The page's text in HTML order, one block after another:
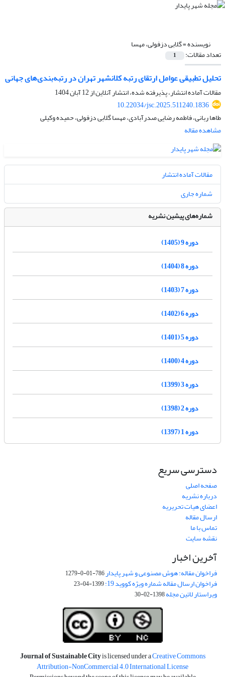
نویسنده =گلابی دزفولی، مهسا
تعداد مقالات: 1
تحلیل تطبیقی عوامل ارتقای رتبه کلانشهر تهران در رتبه‌بندی‌های جهانی
مقالات آماده انتشار، پذیرفته شده، انتشار آنلاین از12 آبان 1404
10.22034/jsc.2025.511240.1836
طاها ربانی، فاطمه رضایی صدرآبادی، مهسا گلابی دزفولی، حمیده وکیلی
مشاهده مقاله
مقالات آماده انتشار
شماره جاری
شماره‌های پیشین نشریه
دوره 9 (1405)
دوره 8 (1404)
دوره 7 (1403)
دوره 6 (1402)
دوره 5 (1401)
دوره 4 (1400)
دوره 3 (1399)
دوره 2 (1398)
دوره 1 (1397)
دسترسی سریع
صفحه اصلی
درباره نشریه
اعضای هیات تحریریه
ارسال مقاله
تماس با ما
نقشه سایت
آخرین اخبار
فراخوان مقاله: هوش مصنوعی و شهر پایدار786-01-0-1279
فراخوان ارسال مقاله شماره ویژه کووید 19: 1399-04-23
ویراستار لاتین مجله1398-02-30
Journal of Sustainable Cityis licensed under aCreative Commons
Attribution-NonCommercial 4.0 International License